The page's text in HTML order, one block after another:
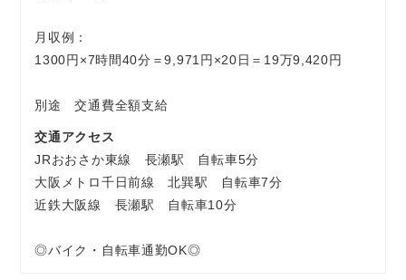
月収例：
1300円×7時間40分＝9,971円×20日＝19万9,420円
別途 交通費全額支給
交通アクセス
JRおおさか東線 長瀬駅 自転車5分
大阪メトロ千日前線 北巽駅 自転車7分
近鉄大阪線 長瀬駅 自転車10分
◎バイク・自転車通勤OK◎